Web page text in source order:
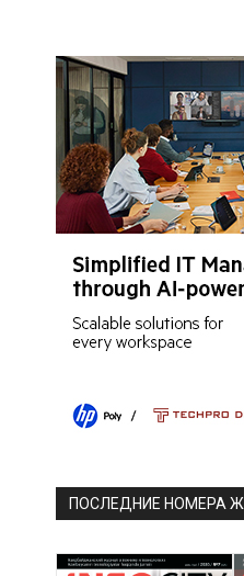
ПОСЛЕДНИЕ НОМЕРА